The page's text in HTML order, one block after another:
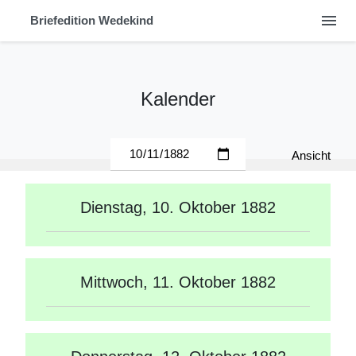
Briefedition Wedekind menu
Kalender
Ansicht
Dienstag, 10. Oktober 1882
Mittwoch, 11. Oktober 1882